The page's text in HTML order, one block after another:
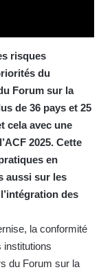
risques
du
Forum sur la
de 36 pays et 25
cela avec une
2025. Cette
en
aussi sur les
des
la conformité
institutions
du Forum sur la